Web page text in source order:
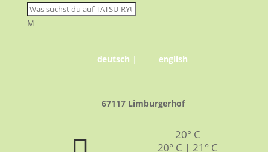
M
deutsch | english
67117 Limburgerhof
20° C
20° C | 21° C